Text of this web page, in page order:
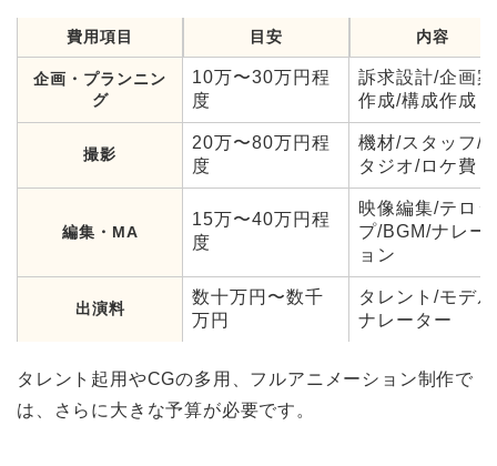
費用項目 目安 内容
企画・プランニン
グ
10万〜30万円程
度
訴求設計/企画案
作成/構成作成
撮影
20万〜80万円程
度
機材/スタッフ/
タジオ/ロケ費
編集・MA
15万〜40万円程
度
映像編集/テロッ
プ/BGM/ナレー
ョン
出演料
数十万円〜数千
万円
タレント/モデ
ナレーター
タレント起用やCGの多用、フルアニメーション制作で
は、さらに大きな予算が必要です。